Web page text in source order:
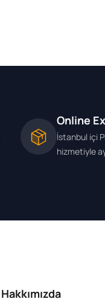
Online
İstanbul içi
hizmetiyle
Hakkımızda